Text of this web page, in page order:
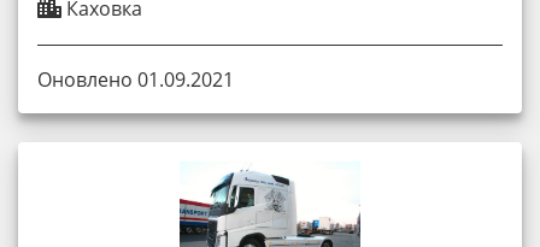
Каховка
Оновлено 01.09.2021